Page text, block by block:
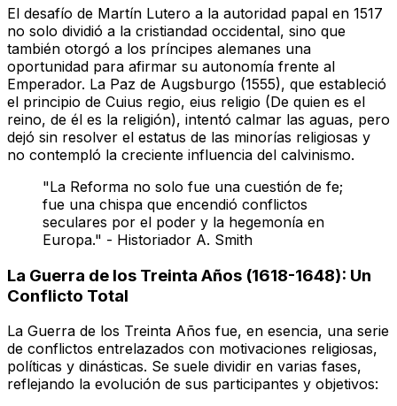
El desafío de Martín Lutero a la autoridad papal en 1517
no solo dividió a la cristiandad occidental, sino que
también otorgó a los príncipes alemanes una
oportunidad para afirmar su autonomía frente al
Emperador. La Paz de Augsburgo (1555), que estableció
el principio de Cuius regio, eius religio (De quien es el
reino, de él es la religión), intentó calmar las aguas, pero
dejó sin resolver el estatus de las minorías religiosas y
no contempló la creciente influencia del calvinismo.
"La Reforma no solo fue una cuestión de fe;
fue una chispa que encendió conflictos
seculares por el poder y la hegemonía en
Europa." - Historiador A. Smith
La Guerra de los Treinta Años (1618-1648): Un
Conflicto Total
La Guerra de los Treinta Años fue, en esencia, una serie
de conflictos entrelazados con motivaciones religiosas,
políticas y dinásticas. Se suele dividir en varias fases,
reflejando la evolución de sus participantes y objetivos: